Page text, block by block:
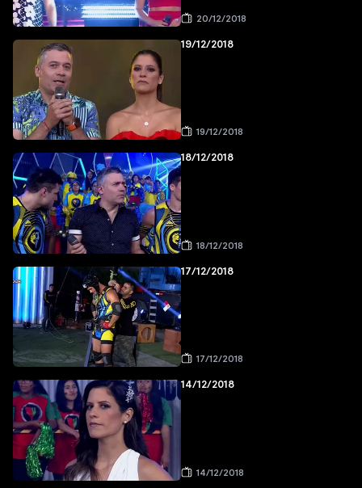
20/12/2018
19/12/2018
19/12/2018
18/12/2018
18/12/2018
17/12/2018
17/12/2018
14/12/2018
14/12/2018